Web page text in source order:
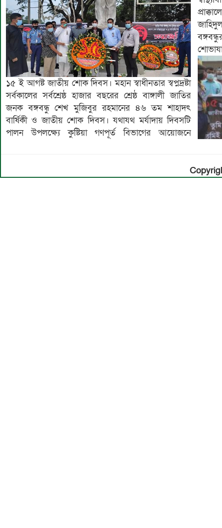
১৫ ই আগষ্ট জাতীয় শোক দিবস। মহান স্বাধীনতার স্বপ্নদ্রষ্টা
সর্বকালের সর্বশ্রেষ্ঠ হাজার বছরের শ্রেষ্ঠ বাঙ্গালী জাতির
জনক বঙ্গবন্ধু শেখ মুজিবুর রহমানের ৪৬ তম শাহাদৎ
বার্ষিকী ও জাতীয় শোক দিবস। যথাযথ মর্যাদায় দিবসটি
পালন উপলক্ষ্যে কুষ্টিয়া গণপূর্ত বিভাগের আয়োজনে